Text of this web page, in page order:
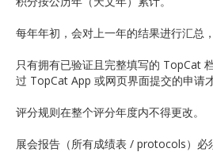
每年年初，会对上一年的结果进行汇总
只有拥有已验证且完整填写的 TopCat
过 TopCat App 或网页界面提交的申请
评分规则在整个评分年度内不得更改。
展会报告（所有成绩表 / protocols）